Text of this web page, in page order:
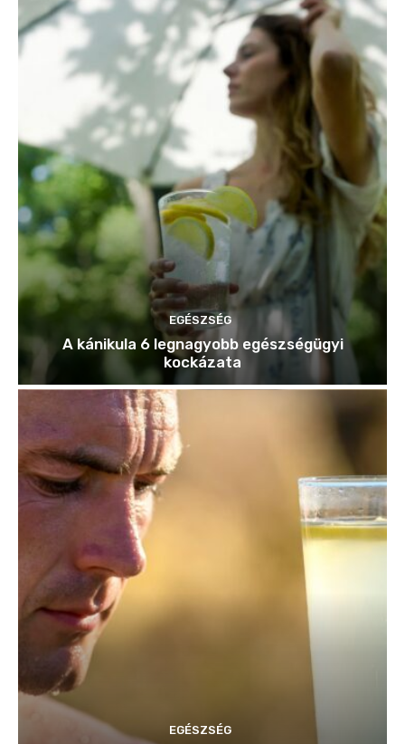
EGÉSZSÉG
A kánikula 6 legnagyobb egészségügyi
kockázata
EGÉSZSÉG